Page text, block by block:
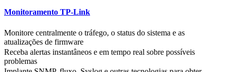
Monitoramento TP-Link
Monitore centralmente o tráfego, o status do sistema e as
atualizações de firmware
Receba alertas instantâneos e em tempo real sobre possíveis
problemas